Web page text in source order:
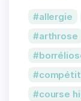
allergie
arthrose
course